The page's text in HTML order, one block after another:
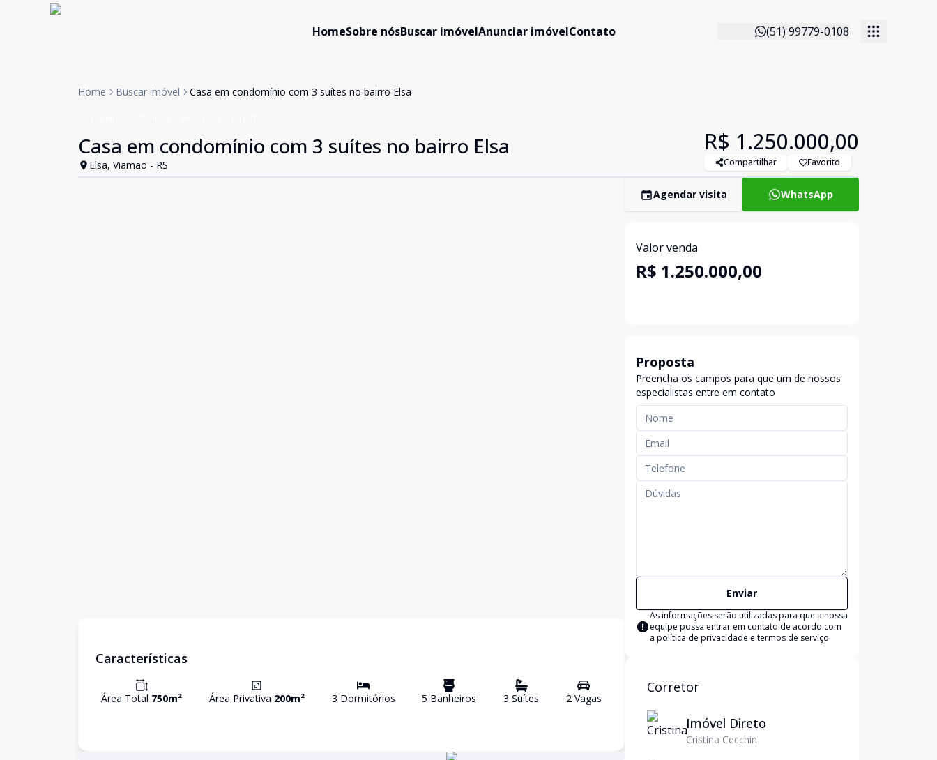
HomeSobre nósBuscar imóvelAnunciar imóvelContato (51) 99779-0108
Home Buscar imóvel Casa em condomínio com 3 suítes no bairro Elsa
Casa em condomínio com 3 suítes no bairro Elsa
Elsa, Viamão - RS
R$ 1.250.000,00
Compartilhar Favorito
Características
Área Total 750m² Área Privativa 200m² 3 Dormitórios 5 Banheiros 3 Suítes 2Vagas
Agendar visita WhatsApp
Valor venda
R$ 1.250.000,00
Proposta
Preencha os campos para que um de nossos
especialistas entre em contato
Enviar
As informações serão utilizadas para que a nossa
equipe possa entrar em contato de acordo com
a política de privacidade e termos de serviço
Corretor
Imóvel Direto
Cristina Cecchin